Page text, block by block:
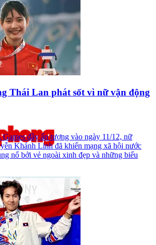
Thái Lan phát sốt vì nữ vận động
Games đầy ấn tượng vào ngày 11/12, nữ
Khánh Linh đã khiến mạng xã hội nước
nổ bởi vẻ ngoài xinh đẹp và những biểu